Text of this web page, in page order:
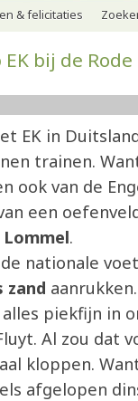
& felicitaties
bij de
EK in
trainen.
ook van de
een
.
nationale
zand
piekfijn in
Al zou dat
kloppen.
afgelopen